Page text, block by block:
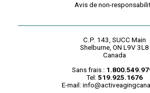
Avis de non-
C.P. 143, SUCC Main
Shelburne, ON L9V 3L8
Canada
Sans frais :
Tel: 519.925.1676
E-mail: